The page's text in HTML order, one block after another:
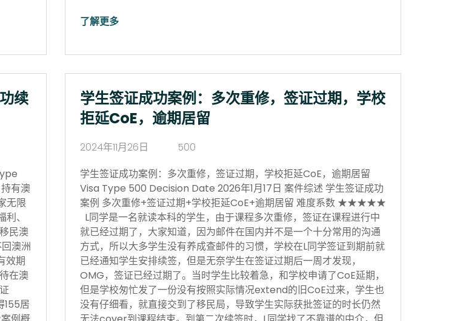
了解更多
续
有澳
无限
、
民澳
澳洲
效期
在澳
155居
学生签证成功案例：多次重修，签证过期，学校
拒延CoE，逾期居留
2024年11月26日
500
学生签证成功案例：多次重修，签证过期，学校拒延CoE，逾期居留
Visa Type 500 Decision Date 2026年1月17日 案件综述 学生签证成功
案例 多次重修+签证过期+学校拒延CoE+逾期居留 难度系数 ★★★★★
L同学是一名就读本科的学生，由于课程多次重修，签证在课程进行中
就已经过期了，大家知道，因为邮件在国内并不是一个十分常用的沟通
方式，所以大多学生没有养成查邮件的习惯，学校在L同学签证到期前就
已经通知学生安排续签，但是无奈学生在签证过期后一周才发现，
OMG，签证已经过期了。当时学生比较着急，和学校申请了CoE延期，
但是学校匆忙发了一份没有按照实际情况extend的旧CoE过来，学生也
没有仔细看，就直接交到了移民局，导致学生实际获批签证的时长仍然